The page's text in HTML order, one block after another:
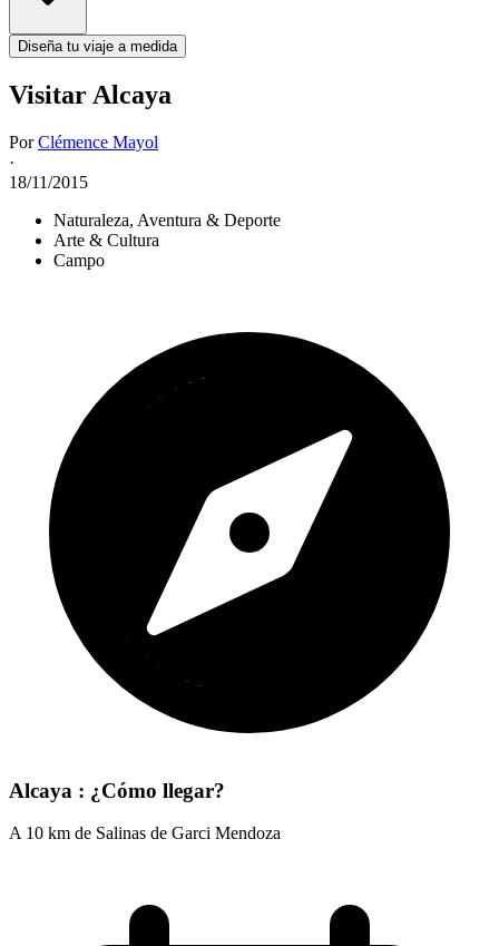
Diseña tu viaje a medida
Visitar Alcaya
PorClémence Mayol
·
18/11/2015
Naturaleza, Aventura & Deporte
Arte & Cultura
Campo
Alcaya : ¿Cómo llegar?
A 10 km de Salinas de Garci Mendoza